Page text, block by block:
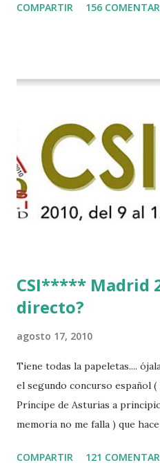
COMPARTIR 156
CSI***** Madrid
directo?
agosto 17, 2010
Tiene todas la papeletas....
el segundo concurso español
Príncipe de Asturias a
memoria no me falla ) que
mundo mundial...
COMPARTIR 121